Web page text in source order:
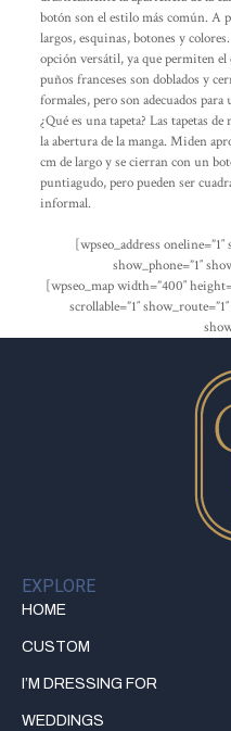
botón son el estilo más común. A
largos, esquinas, botones y
opción versátil, ya que permiten
puños franceses son doblados y
formales, pero son adecuados
¿Qué es una tapeta? Las tapetas
la abertura de la manga. Miden
cm de largo y se cierran con un
puntiagudo, pero pueden ser
informal.
[wpseo_address
show_phone=”1″
[wpseo_map width=”400″
scrollable=”1″
EXPLORE
HOME
CUSTOM
I’M DRESSING FOR
WEDDINGS